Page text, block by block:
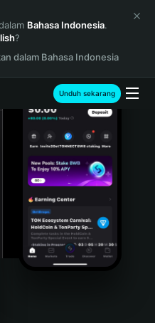
Bahasa Indonesia.
?
dalam Bahasa Indonesia
Unduh sekarang